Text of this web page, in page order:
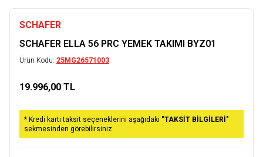
SCHAFER
SCHAFER ELLA 56 PRC YEMEK TAKIMI BYZ01
Ürün Kodu: 25MG26571003
19.996,00 TL
* Kredi kartı taksit seçeneklerini aşağıdaki "TAKSİT BİLGİLERİ"
sekmesinden görebilirsiniz.